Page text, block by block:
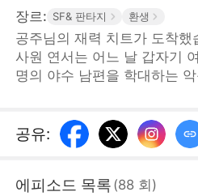
장르: SF& 판타지 환생
공주님의 재력 치트가 도착했
사원 연서는 어느 날 갑자기
명의 야수 남편을 학대하는
사면초가에 놓인다. 그러나 ‘
서는 현대인의 지혜를 발휘해
원'의 힘으로 경수의 충성을
공유:
에피소드 목록 (88 회)